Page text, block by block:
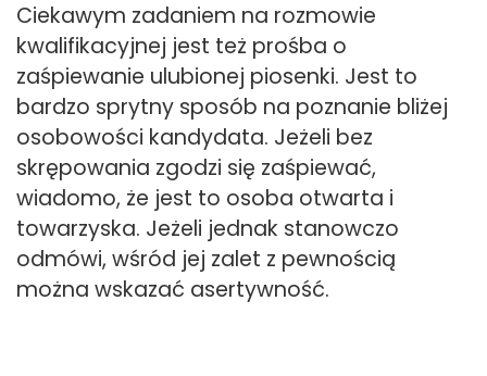
Ciekawym zadaniem na rozmowie
kwalifikacyjnej jest też prośba o
zaśpiewanie ulubionej piosenki. Jest to
bardzo sprytny sposób na poznanie bliżej
osobowości kandydata. Jeżeli bez
skrępowania zgodzi się zaśpiewać,
wiadomo, że jest to osoba otwarta i
towarzyska. Jeżeli jednak stanowczo
odmówi, wśród jej zalet z pewnością
można wskazać asertywność.